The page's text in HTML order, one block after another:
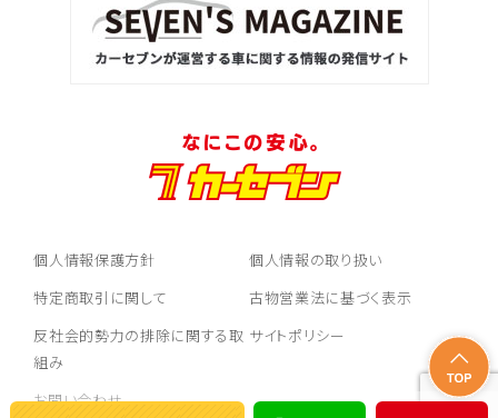
個人情報保護方針
個人情報の取り扱い
特定商取引に関して
古物営業法に基づく表示
反社会的勢力の排除に関する取
組み
サイトポリシー
お問い合わせ